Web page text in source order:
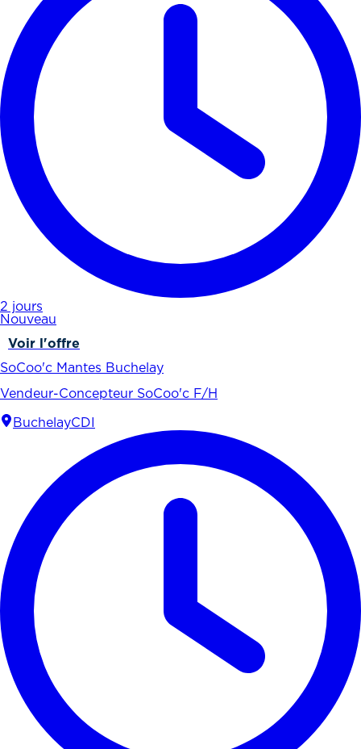
2 jours
Nouveau
Voir l'offre
SoCoo'c Mantes Buchelay
Vendeur-Concepteur SoCoo'c F/H
BuchelayCDI